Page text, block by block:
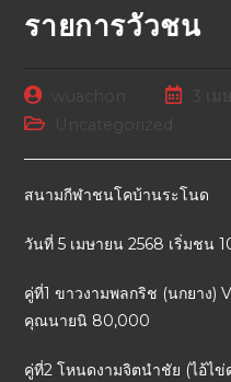
รายการวัวชน
3 เ
Uncategorized
สนามกีฬาชนโคบ้านระโนด
วันที่ 5 เมษายน 2568 เริ่มชน
คู่ที่1 ขาวงามพลกริช (นกยาง)
คุณนายนิ 80,000
คู่ที่2 โหนดงามจิตนำชัย (ไอ้ไ